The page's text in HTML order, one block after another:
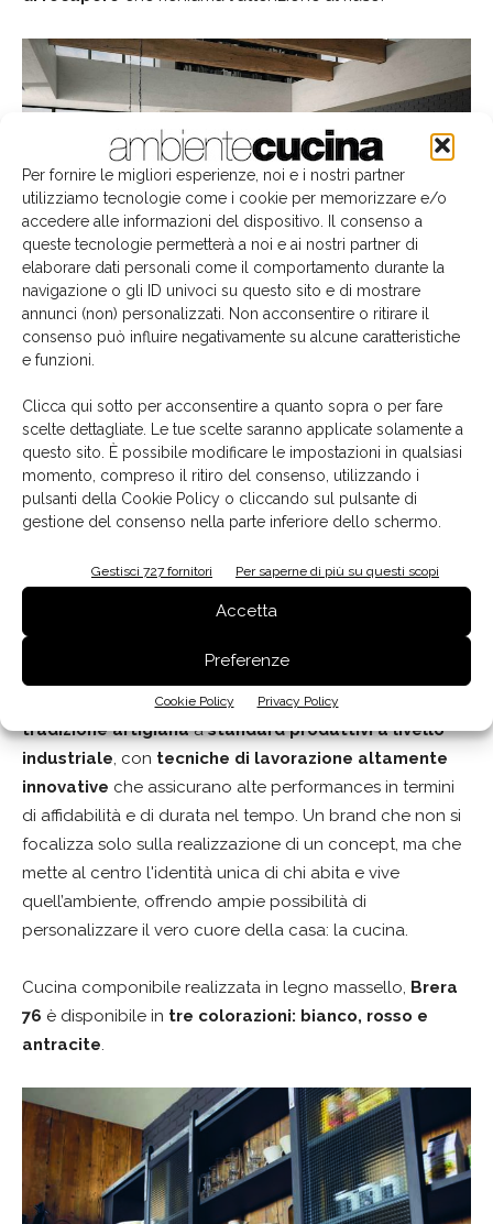
Per fornire le migliori esperienze, noi e i nostri partner
utilizziamo tecnologie come i cookie per memorizzare e/o
accedere alle informazioni del dispositivo. Il consenso a
queste tecnologie permetterà a noi e ai nostri partner di
elaborare dati personali come il comportamento durante la
navigazione o gli ID univoci su questo sito e di mostrare
annunci (non) personalizzati. Non acconsentire o ritirare il
consenso può influire negativamente su alcune caratteristiche
e funzioni.
Clicca qui sotto per acconsentire a quanto sopra o per fare
scelte dettagliate. Le tue scelte saranno applicate solamente a
questo sito. È possibile modificare le impostazioni in qualsiasi
momento, compreso il ritiro del consenso, utilizzando i
pulsanti della Cookie Policy o cliccando sul pulsante di
gestione del consenso nella parte inferiore dello schermo.
Gestisci 727 fornitori Per saperne di più su questi scopi
Accetta
Preferenze
Cookie Policy Privacy Policy
Un'altra versione del modello, color antracite
Brera 76 appartiene allacollezione Gusto Italiano,
che esprime tutta la creatività e la capacità di
immaginare e progettare tipiche italiane. Si tratta di una
collezione dallo stile originale e distintivo, che prende
ispirazione dai simboli del nostro Paese: arte, moda, alta
pienamente l’animo di Marchi Cucine, capace di restare
fedele ai valori che hanno che hanno determinato il
successo del brand come l’inesauribile
la profonda capacità di guardare al futuro
mantenendo salde radici nel passato e di abbinare la
tradizione artigianaastandard produttivi a livello
industriale, con tecniche di lavorazione altamente
innovative che assicurano alte performances in termini
di affidabilità e di durata nel tempo. Un brand che non si
focalizza solo sulla realizzazione di un concept, ma che
mette al centro l'identità unica di chi abita e vive
quell’ambiente, offrendo ampie possibilità di
personalizzare il vero cuore della casa: la cucina.
Cucina componibile realizzata in legno massello, Brera
76 è disponibile in tre colorazioni: bianco, rosso e
antracite.